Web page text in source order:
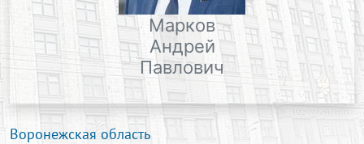
Марков
Андрей
Павлович
Воронежская область